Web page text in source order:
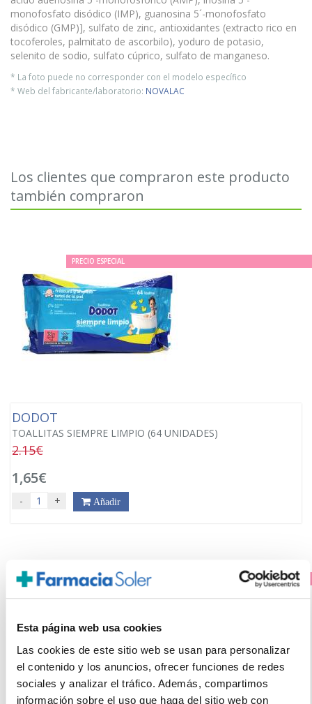
Esta página web usa cookies
Las cookies de este sitio web se usan para personalizar
el contenido y los anuncios, ofrecer funciones de redes
sociales y analizar el tráfico. Además, compartimos
información sobre el uso que haga del sitio web con
monofosfato disódico (IMP), guanosina 5´-monofosfato
disódico (GMP)], sulfato de zinc, antioxidantes (extracto rico en
tocoferoles, palmitato de ascorbilo), yoduro de potasio,
selenito de sodio, sulfato cúprico, sulfato de manganeso.
* La foto puede no corresponder con el modelo específico
* Web del fabricante/laboratorio: NOVALAC
Los clientes que compraron este producto
también compraron
PRECIO ESPECIAL
DODOT
TOALLITAS SIEMPRE LIMPIO (64 UNIDADES)
2.15€
1,65€
- + Añadir
PRECIO ESPECIAL